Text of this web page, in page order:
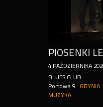
PIOSENKI
4 PAŹDZIERNIKA
BLUES CLUB
Portowa 9
GDYNIA
MUZYKA